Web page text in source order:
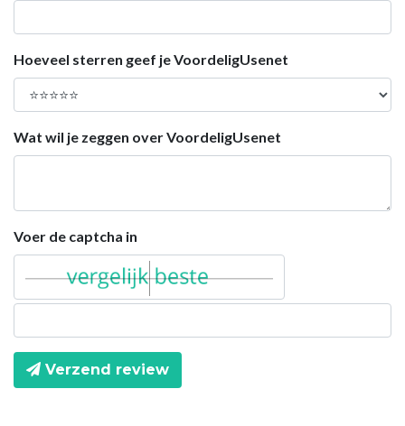
Hoeveel sterren geef je VoordeligUsenet
Wat wil je zeggen over VoordeligUsenet
Voer de captcha in
Verzend review